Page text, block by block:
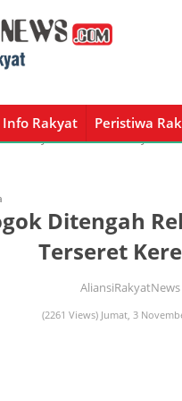
Info Rakyat Peristiwa
Info Rakyat Peristiwa Rakyat
Ditengah
Terseret
AliansiRakyatNews
(2261 Views) Jumat, 3